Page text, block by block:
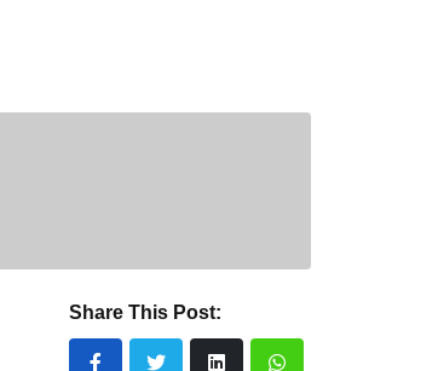
Share This Post: